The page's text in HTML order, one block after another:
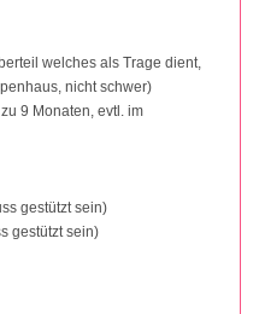
welches als Trage dient,
nicht schwer)
9 Monaten, evtl. im
gestützt sein)
gestützt sein)